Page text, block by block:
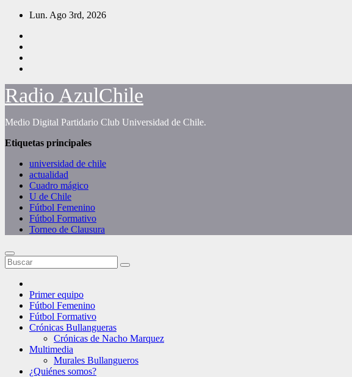
Saltar
contenido
Lun. Ago 3rd, 2026
Radio AzulChile
Medio Digital Partidario Club Universidad de Chile.
Etiquetas principales
universidad de chile
actualidad
Cuadro mágico
U de Chile
Fútbol Femenino
Fútbol Formativo
Torneo de Clausura
Primer equipo
Fútbol Femenino
Fútbol Formativo
Crónicas Bullangueras
Crónicas de Nacho Marquez
Multimedia
Murales Bullangueros
¿Quiénes somos?